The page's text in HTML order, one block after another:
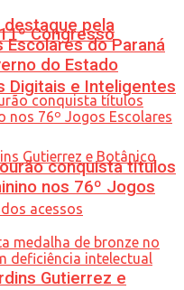
Congresso
Digitais e Inteligentes
Gutierrez e
destaque pela
do Paraná
do Estado
conquista títulos
nos 76º Jogos